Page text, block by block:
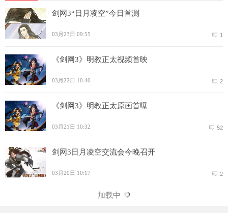
剑网3“日月凌空”今日首测
03月23日 09:55 1
《剑网3》明教正太视频首映
03月22日 10:40 2
《剑网3》明教正太原画首曝
03月21日 10:32 52
剑网3日月凌空交流会今晚召开
03月20日 10:17 2
加载中